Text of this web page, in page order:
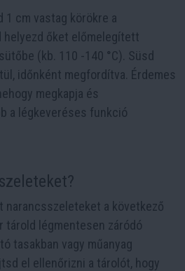
1 cm vastag körökre a
helyezd őket előmelegített
(kb. 110 -140 °C). Süsd
időnként megfordítva. Érdemes
megkapja és
a légkeveréses funkció
narancsszeleteket a következő
tárold légmentesen záródó
tasakban vagy műanyag
el ellenőrizni a tárolót, hogy